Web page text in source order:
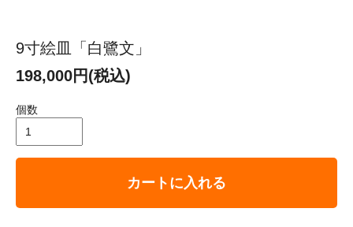
9寸絵皿「白鷺文」
198,000円(税込)
個数
カートに入れる